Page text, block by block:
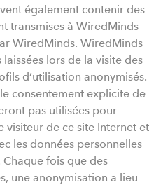
également contenir des
transmises à WiredMinds
WiredMinds. WiredMinds
lors de la visite des
d’utilisation anonymisés.
consentement explicite de
pas utilisées pour
de ce site Internet et
les données personnelles
fois que des
une anonymisation a lieu